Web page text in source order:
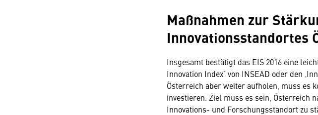
Maßnahmen zur
Innovationsstandortes
Insgesamt bestätigt das EIS 2016 eine
Innovation Index‘ von INSEAD oder den
Österreich aber weiter aufholen, muss es
investieren. Ziel muss es sein, Österreich
Innovations- und Forschungsstandort zu